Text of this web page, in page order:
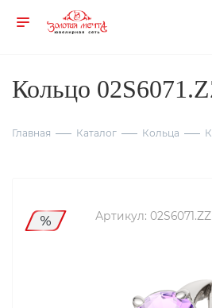
Кольцо
Главная Каталог Кольца
Артикул: 02S6071.ZZ